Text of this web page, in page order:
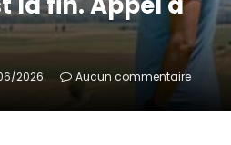
2026 Aucun commentaire